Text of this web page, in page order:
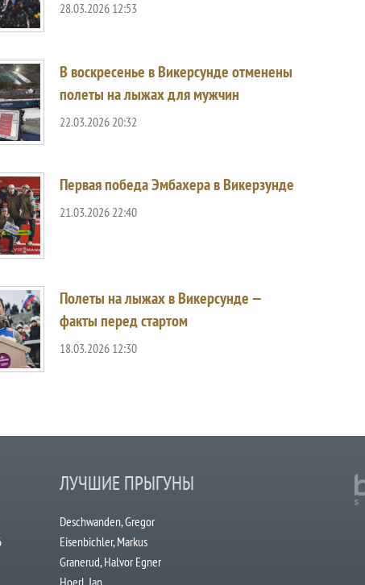
28.03.2026 12:53
В воскресенье в Викерсунде отменены
полеты на лыжах для мужчин
22.03.2026 20:32
Первая победа Эмбахера в Викерзунде
21.03.2026 22:40
Полеты на лыжах в Викерсунде —
факты перед стартом
18.03.2026 12:30
ЛУЧШИЕ ПРЫГУНЫ
Deschwanden, Gregor
Eisenbichler, Markus
Granerud, Halvor Egner